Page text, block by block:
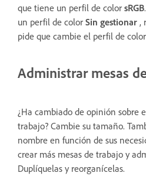
que tiene un perfil de color sRGB
un perfil de color Sin gestionar ,
pide que cambie el perfil de
Administrar mesas
¿Ha cambiado de opinión sobre
trabajo? Cambie su tamaño.
nombre en función de sus
crear más mesas de trabajo y
Duplíquelas y reorganícelas.